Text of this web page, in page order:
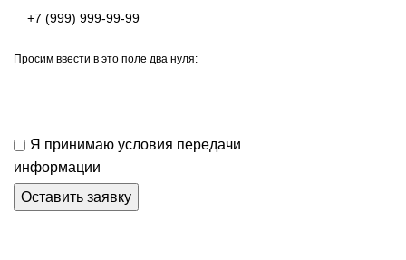
Просим ввести в это поле два нуля:
Я принимаю условия передачи
информации